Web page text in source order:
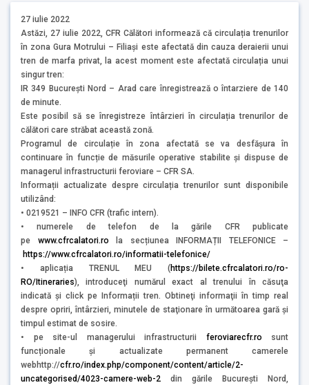
27 iulie 2022
Astăzi, 27 iulie 2022, CFR Călători informează că circulația trenurilor
în zona Gura Motrului – Filiași este afectată din cauza deraierii unui
tren de marfa privat, la acest moment este afectată circulația unui
singur tren:
IR 349 București Nord – Arad care înregistrează o întarziere de 140
de minute.
Este posibil să se înregistreze întârzieri în circulația trenurilor de
călători care străbat această zonă.
Programul de circulație în zona afectată se va desfășura în
continuare în funcție de măsurile operative stabilite și dispuse de
managerul infrastructurii feroviare – CFR SA.
Informații actualizate despre circulația trenurilor sunt disponibile
utilizând:
• 0219521 – INFO CFR (trafic intern).
• numerele de telefon de la gările CFR publicate
pe www.cfrcalatori.ro la secțiunea INFORMAȚII TELEFONICE –
https://www.cfrcalatori.ro/informatii-telefonice/
• aplicația TRENUL MEU (https://bilete.cfrcalatori.ro/ro-
RO/Itineraries), introduceţi numărul exact al trenului în căsuţa
indicată şi click pe Informații tren. Obtineţi informaţii în timp real
despre opriri, întârzieri, minutele de staţionare în următoarea gară şi
timpul estimat de sosire.
• pe site-ul managerului infrastructurii feroviarecfr.ro sunt
funcționale și actualizate permanent camerele
webhttp://cfr.ro/index.php/component/content/article/2-
uncategorised/4023-camere-web-2 din gările București Nord,